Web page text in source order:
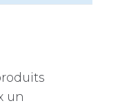
un